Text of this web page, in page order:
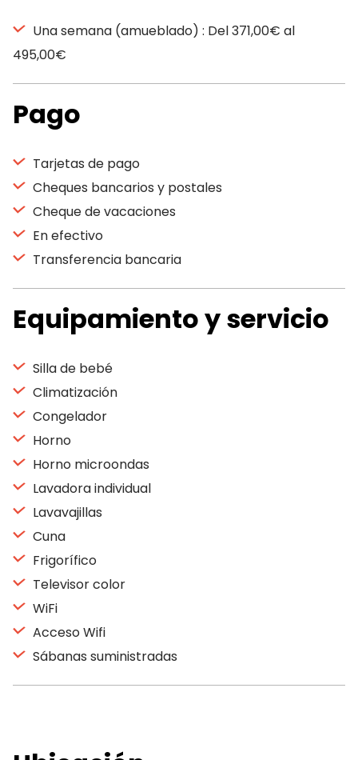
Una semana (amueblado) : Del 371,00€ al
495,00€
Pago
Tarjetas de pago
Cheques bancarios y postales
Cheque de vacaciones
En efectivo
Transferencia bancaria
Equipamiento y servicio
Silla de bebé
Climatización
Congelador
Horno
Horno microondas
Lavadora individual
Lavavajillas
Cuna
Frigorífico
Televisor color
WiFi
Acceso Wifi
Sábanas suministradas